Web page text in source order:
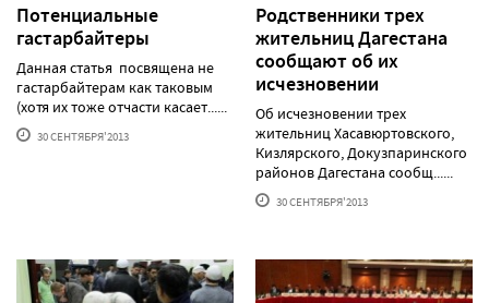
Потенциальные
гастарбайтеры
Данная статья посвящена не
гастарбайтерам как таковым
(хотя их тоже отчасти касает......
30 СЕНТЯБРЯ'2013
Родственники трех
жительниц Дагестана
сообщают об их
исчезновении
Об исчезновении трех
жительниц Хасавюртовского,
Кизлярского, Докузпаринского
районов Дагестана сообщ......
30 СЕНТЯБРЯ'2013